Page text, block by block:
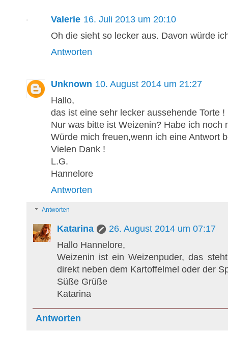
Valerie 16. Juli 2013 um 20:10
Oh die sieht so lecker aus. Davon würde
Antworten
Unknown 10. August 2014 um 21:27
Hallo,
das ist eine sehr lecker aussehende Torte !
Nur was bitte ist Weizenin? Habe ich noch
Würde mich freuen,wenn ich eine Antwort
Vielen Dank !
L.G.
Hannelore
Antworten
Antworten
Katarina
26. August 2014 um 07:17
Hallo Hannelore,
Weizenin ist ein Weizenpuder, das
direkt neben dem Kartoffelmel oder der
Süße Grüße
Katarina
Antworten